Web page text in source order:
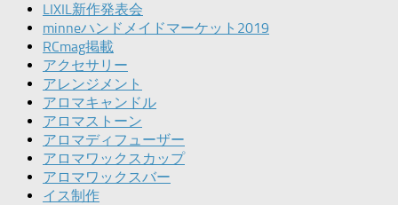
LIXIL新作発表会
minneハンドメイドマーケット2019
RCmag掲載
アクセサリー
アレンジメント
アロマキャンドル
アロマストーン
アロマディフューザー
アロマワックスカップ
アロマワックスバー
イス制作